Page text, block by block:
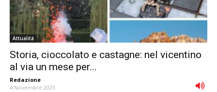
Attualità
Storia, cioccolato e castagne: nel vicentino
al via un mese per...
Redazione -
4 Novembre 2023